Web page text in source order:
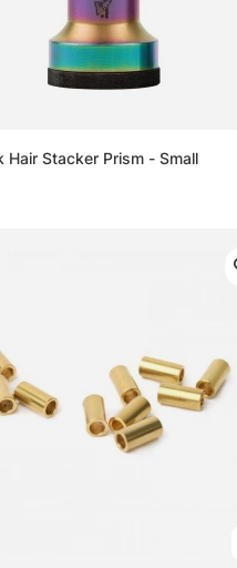
Hair Stacker Prism - Small